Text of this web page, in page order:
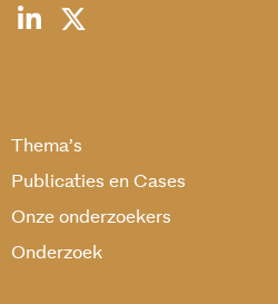
Thema’s
Publicaties en Cases
Onze onderzoekers
Onderzoek